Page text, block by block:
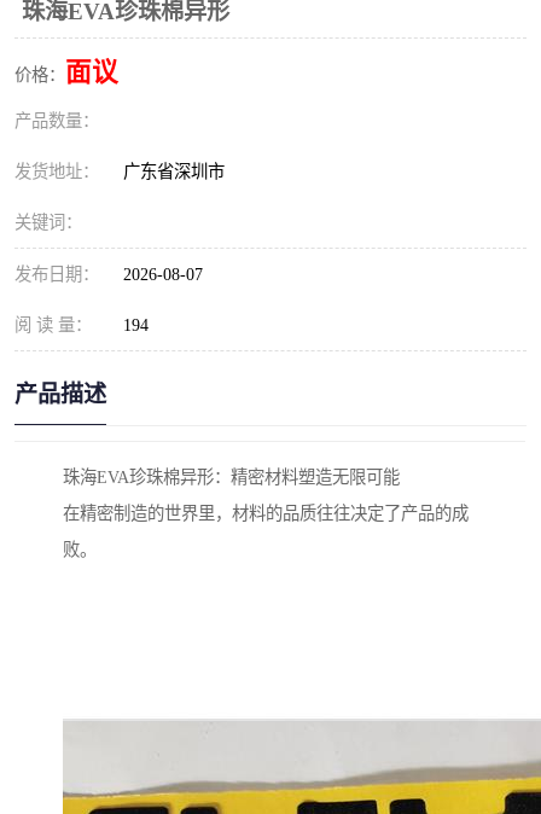
珠海EVA珍珠棉异形
价格： 面议
产品数量：
发货地址： 广东省深圳市
关键词：
发布日期： 2026-08-07
阅 读 量： 194
产品描述
珠海EVA珍珠棉异形：精密材料塑造无限可能
在精密制造的世界里，材料的品质往往决定了产品的成
败。